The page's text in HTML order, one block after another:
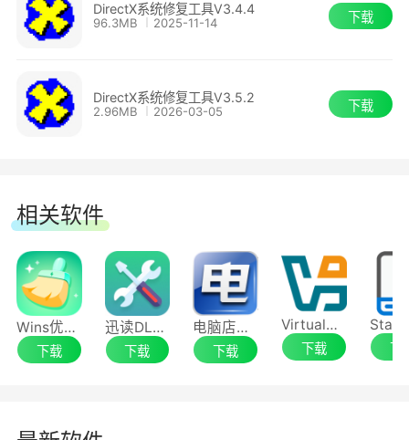
DirectX系统修复工具V3.4.4
96.3MB 2025-11-14 下载
DirectX系统修复工具V3.5.2
2.96MB 2026-03-05 下载
相关软件
Wins优化清理大师
下载
迅读DLL修复工具
下载
电脑店U盘启动盘制作工具
下载
VirtualBox
下载 下